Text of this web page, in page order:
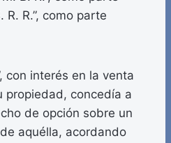
R. R.”, como parte
con interés en la venta
propiedad, concedía a
de opción sobre un
aquélla, acordando